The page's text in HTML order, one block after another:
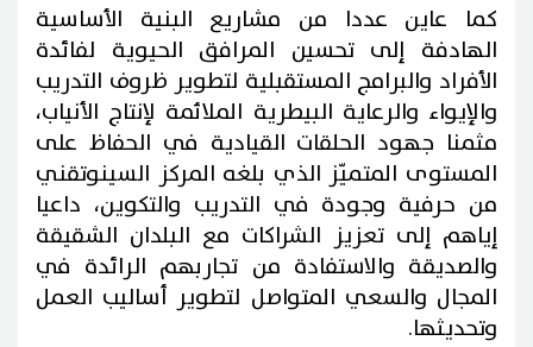
كما عاين عددا من مشاريع البنية الأساسية
الهادفة إلى تحسين المرافق الحيوية لفائدة
الأفراد والبرامج المستقبلية لتطوير ظروف التدريب
والإيواء والرعاية البيطرية الملائمة لإنتاج الأنياب،
مثمنا جهود الحلقات القيادية في الحفاظ على
المستوى المتميّز الذي بلغه المركز السينوتقني
من حرفية وجودة في التدريب والتكوين، داعيا
إياهم إلى تعزيز الشراكات مع البلدان الشقيقة
والصديقة والاستفادة من تجاربهم الرائدة في
المجال والسعي المتواصل لتطوير أساليب العمل
وتحديثها.